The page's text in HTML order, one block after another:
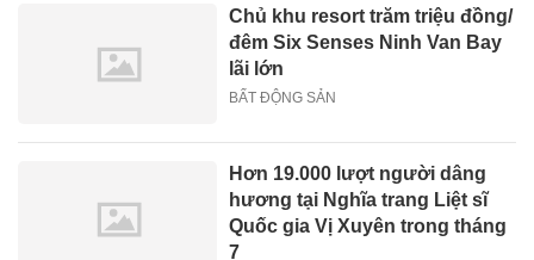
Chủ khu resort trăm triệu đồng/
đêm Six Senses Ninh Van Bay
lãi lớn
BẤT ĐỘNG SẢN
Hơn 19.000 lượt người dâng
hương tại Nghĩa trang Liệt sĩ
Quốc gia Vị Xuyên trong tháng
7